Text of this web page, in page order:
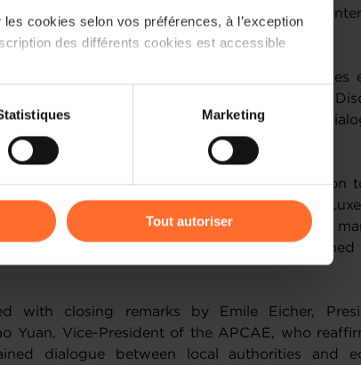
cookies selon vos préférences, à l’exception
des différents cookies est accessible
lecture de vidéos, partage sur les réseaux
Marketing
Tout autoriser
development priorities, and opportunities for
provided an opportunity for direct exchanges
synergies and initiate potential partnerships.
to deepen collaboration and translate
given to the upcoming official trade mission
25 September 2026. The mission will support
and expanding their activities in the Chinese
as a catalyst for new projects and strengthened
with closing remarks by Emile Eicher,
Yuan, Vice-President of the APCAE, who
dialogue between local authorities and